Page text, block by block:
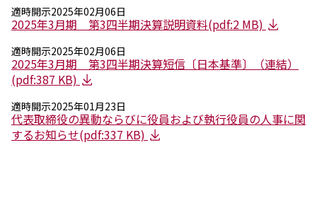
適時開示2025年02月06日
2025年3月期 第3四半期決算説明資料(pdf:2 MB)
適時開示2025年02月06日
2025年3月期 第3四半期決算短信〔日本基準〕（連結）
(pdf:387 KB)
適時開示2025年01月23日
代表取締役の異動ならびに役員および執行役員の人事に関
するお知らせ(pdf:337 KB)